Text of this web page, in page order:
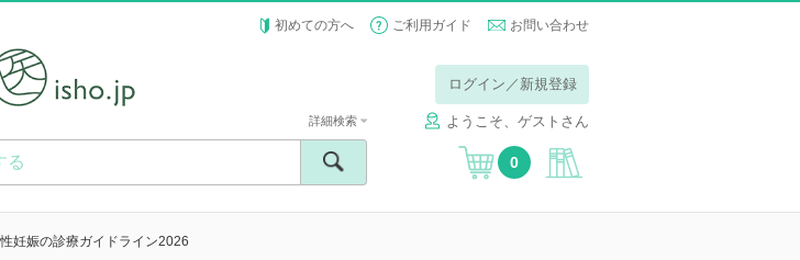
初めての方へ ご利用ガイド お問い合わせ
ログイン／新規登録
ようこそ、ゲストさん
詳細検索
0
妊娠の診療ガイドライン2026